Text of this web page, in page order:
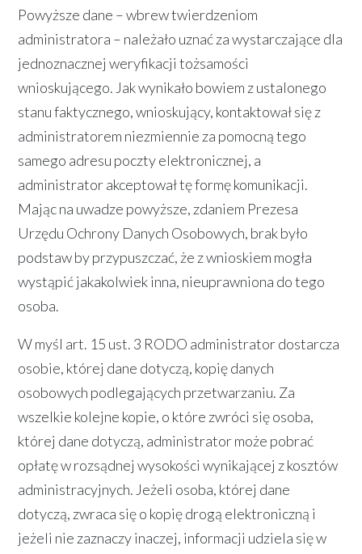
Powyższe dane – wbrew twierdzeniom
administratora – należało uznać za wystarczające dla
jednoznacznej weryfikacji tożsamości
wnioskującego. Jak wynikało bowiem z ustalonego
stanu faktycznego, wnioskujący, kontaktował się z
administratorem niezmiennie za pomocną tego
samego adresu poczty elektronicznej, a
administrator akceptował tę formę komunikacji.
Mając na uwadze powyższe, zdaniem Prezesa
Urzędu Ochrony Danych Osobowych, brak było
podstaw by przypuszczać, że z wnioskiem mogła
wystąpić jakakolwiek inna, nieuprawniona do tego
osoba.
W myśl art. 15 ust. 3 RODO administrator dostarcza
osobie, której dane dotyczą, kopię danych
osobowych podlegających przetwarzaniu. Za
wszelkie kolejne kopie, o które zwróci się osoba,
której dane dotyczą, administrator może pobrać
opłatę w rozsądnej wysokości wynikającej z kosztów
administracyjnych. Jeżeli osoba, której dane
dotyczą, zwraca się o kopię drogą elektroniczną i
jeżeli nie zaznaczy inaczej, informacji udziela się w